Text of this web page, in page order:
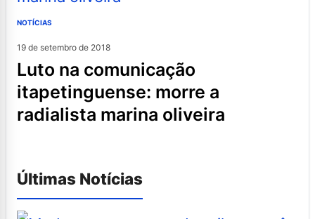
NOTÍCIAS
19 de setembro de 2018
luto na comunicação
itapetinguense: morre a
radialista marina oliveira
Últimas Notícias